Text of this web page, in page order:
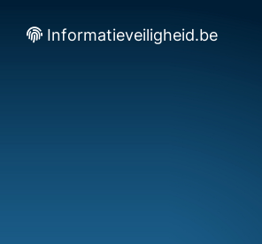
Informatieveiligheid.be